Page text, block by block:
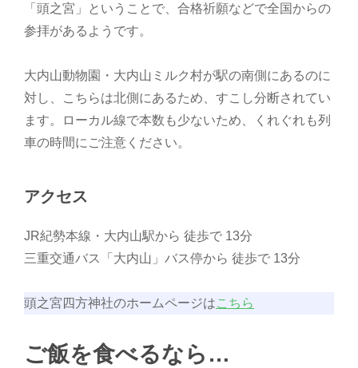
「頭之宮」ということで、合格祈願などで全国からの
参拝があるようです。
大内山動物園・大内山ミルク村が駅の南側にあるのに
対し、こちらは北側にあるため、すこし分断されてい
ます。ローカル線で本数も少ないため、くれぐれも列
車の時間にご注意ください。
アクセス
JR紀勢本線・大内山駅から 徒歩で 13分
三重交通バス「大内山」バス停から 徒歩で 13分
頭之宮四方神社のホームページはこちら
ご飯を食べるなら…